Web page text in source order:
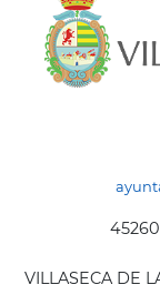
VILLASECA DE